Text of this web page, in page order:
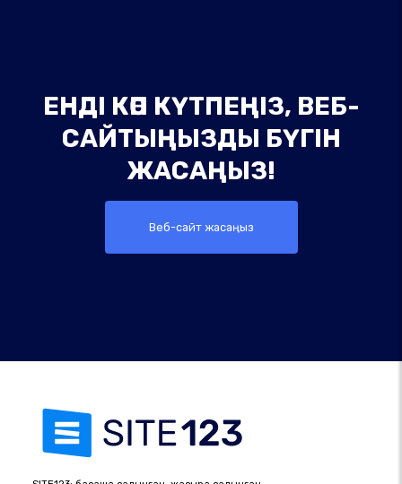
ЕНДІ КӨП КҮТПЕҢІЗ, ВЕБ-
САЙТЫҢЫЗДЫ БҮГІН
ЖАСАҢЫЗ!
Веб-сайт жасаңыз